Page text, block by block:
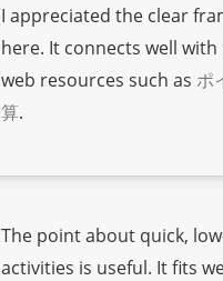
I appreciated the clear
here. It connects well
web resources such as ポ
算.
The point about quick,
activities is useful. It fits